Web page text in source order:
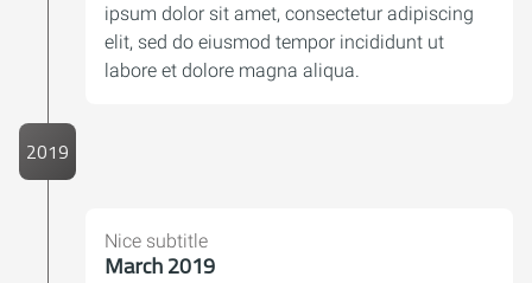
ipsum dolor sit amet, consectetur adipiscing
elit, sed do eiusmod tempor incididunt ut
labore et dolore magna aliqua.
2019
Nice subtitle
March 2019